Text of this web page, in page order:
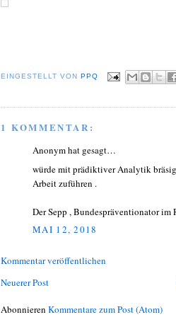
EINGESTELLT VON PPQ
1 KOMMENTAR:
Anonym hat gesagt…
würde mit prädiktiver Analytik
Arbeit zuführen .
Der Sepp , Bundespräventionator im
MAI 12, 2018
Kommentar veröffentlichen
Neuerer Post
Abonnieren Kommentare zum Post (Atom)